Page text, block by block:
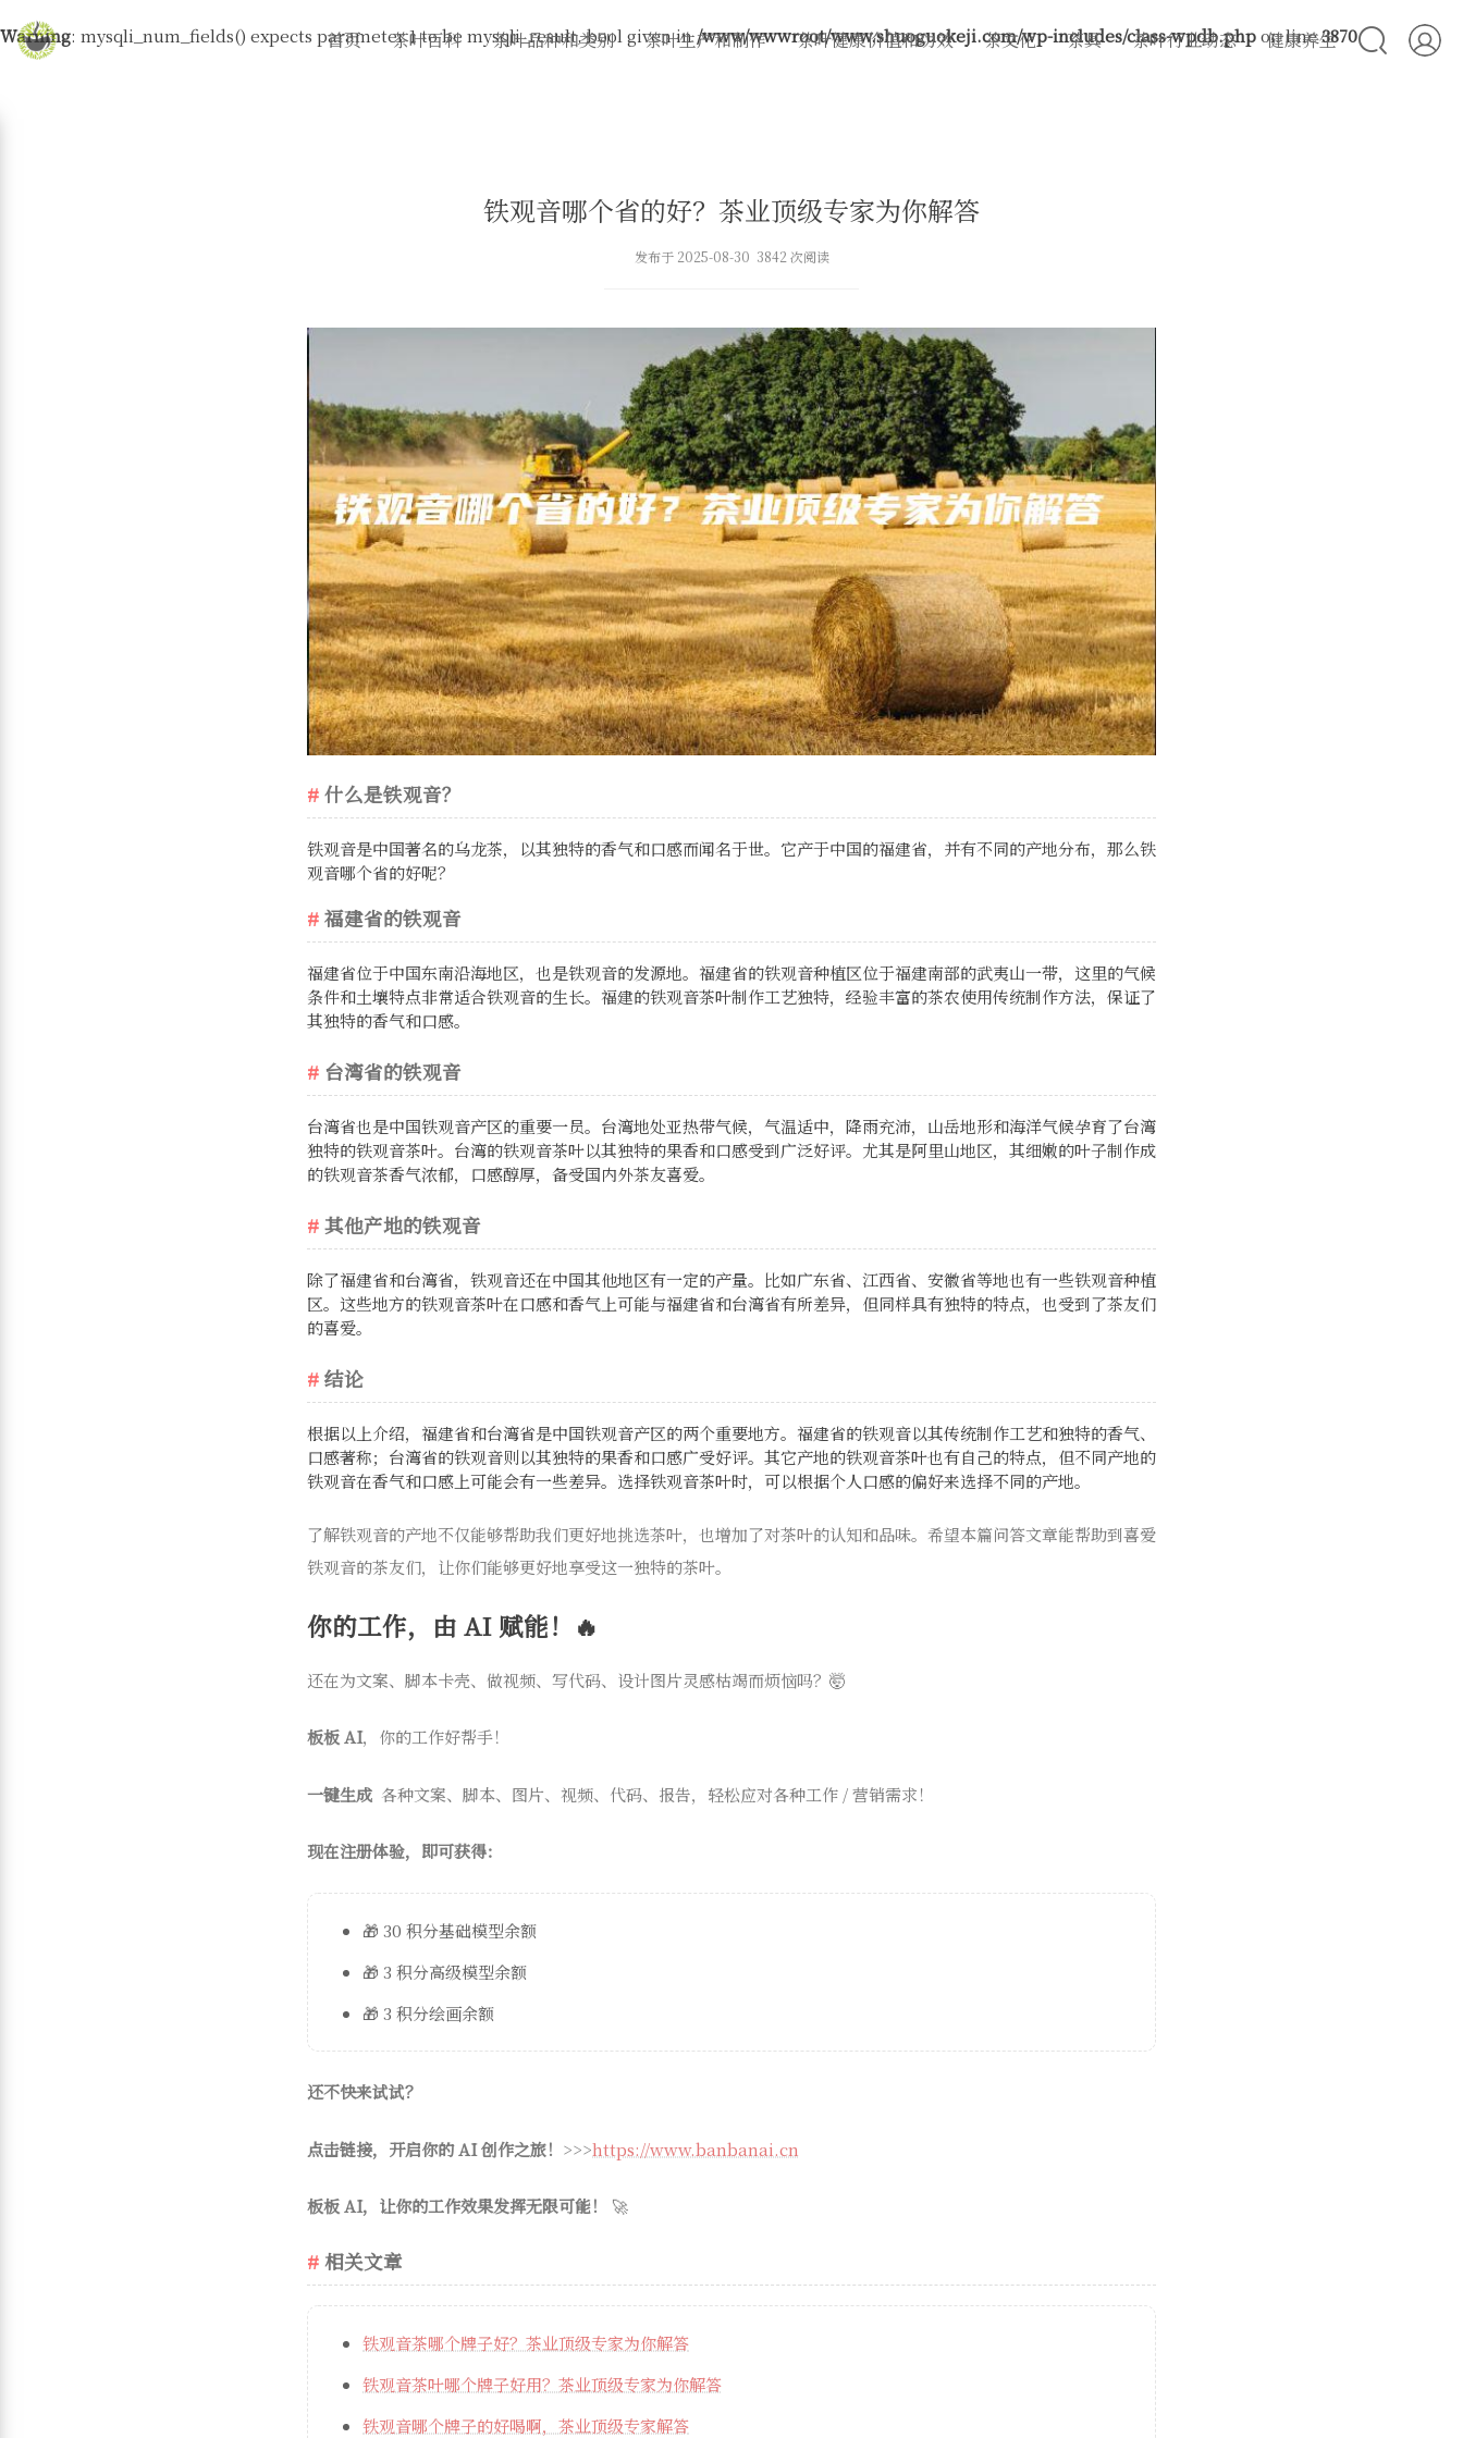
Warning: mysqli_num_fields() expects parameter 1 to be mysqli_result, bool given in/www/wwwroot/www.shuoguokeji.com/wp-includes/class-wpdb.phpon line3870
首页 茶叶百科 茶叶品种和类别 茶叶生产和制作 茶叶健康价值和功效 茶文化 茶具 茶叶行业动态 健康养生
铁观音哪个省的好？茶业顶级专家为你解答
发布于 2025-08-30 3842 次阅读
什么是铁观音？
铁观音是中国著名的乌龙茶，以其独特的香气和口感而闻名于世。它产于中国的福建省，并有不同的产地分布，那么铁
观音哪个省的好呢？
福建省的铁观音
福建省位于中国东南沿海地区，也是铁观音的发源地。福建省的铁观音种植区位于福建南部的武夷山一带，这里的气候
条件和土壤特点非常适合铁观音的生长。福建的铁观音茶叶制作工艺独特，经验丰富的茶农使用传统制作方法，保证了
其独特的香气和口感。
台湾省的铁观音
台湾省也是中国铁观音产区的重要一员。台湾地处亚热带气候，气温适中，降雨充沛，山岳地形和海洋气候孕育了台湾
独特的铁观音茶叶。台湾的铁观音茶叶以其独特的果香和口感受到广泛好评。尤其是阿里山地区，其细嫩的叶子制作成
的铁观音茶香气浓郁，口感醇厚，备受国内外茶友喜爱。
其他产地的铁观音
除了福建省和台湾省，铁观音还在中国其他地区有一定的产量。比如广东省、江西省、安徽省等地也有一些铁观音种植
区。这些地方的铁观音茶叶在口感和香气上可能与福建省和台湾省有所差异，但同样具有独特的特点，也受到了茶友们
的喜爱。
结论
根据以上介绍，福建省和台湾省是中国铁观音产区的两个重要地方。福建省的铁观音以其传统制作工艺和独特的香气、
口感著称；台湾省的铁观音则以其独特的果香和口感广受好评。其它产地的铁观音茶叶也有自己的特点，但不同产地的
铁观音在香气和口感上可能会有一些差异。选择铁观音茶叶时，可以根据个人口感的偏好来选择不同的产地。
了解铁观音的产地不仅能够帮助我们更好地挑选茶叶，也增加了对茶叶的认知和品味。希望本篇问答文章能帮助到喜爱
铁观音的茶友们，让你们能够更好地享受这一独特的茶叶。
你的工作，由 AI 赋能！🔥
还在为文案、脚本卡壳、做视频、写代码、设计图片灵感枯竭而烦恼吗？🤯
板板 AI，你的工作好帮手！
一键生成 各种文案、脚本、图片、视频、代码、报告，轻松应对各种工作 / 营销需求！
现在注册体验，即可获得：
🎁 30 积分基础模型余额
🎁 3 积分高级模型余额
🎁 3 积分绘画余额
还不快来试试？
点击链接，开启你的 AI 创作之旅！ >>>https://www.banbanai.cn
板板 AI，让你的工作效果发挥无限可能！ 🚀
相关文章
铁观音茶哪个牌子好？茶业顶级专家为你解答
铁观音茶叶哪个牌子好用？茶业顶级专家为你解答
铁观音哪个牌子的好喝啊，茶业顶级专家解答